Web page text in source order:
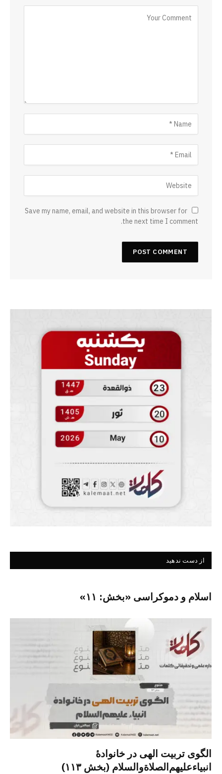
Save my name, email, and website in this browser for
the next time I comment.
از دست ندهید
اسلام و دموکراسی «بخش: ۱۱»
الگوی تربیت الهی در خانوادۀ
انبیاءعلیهم‌الصلاةو‌السلام (بخش ۱۱۳)